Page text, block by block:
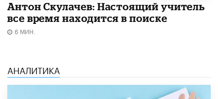
Антон Скулачев: Настоящий учитель
все время находится в поиске
6 МИН.
АНАЛИТИКА